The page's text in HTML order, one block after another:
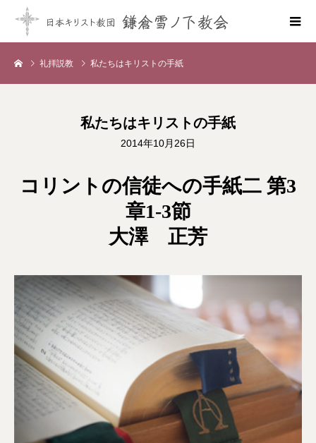
礼拝説教 私たちはキリストの手紙
私たちはキリストの手紙
2014年10月26日
コリントの信徒への手紙二 第3
章1-3節
大澤 正芳